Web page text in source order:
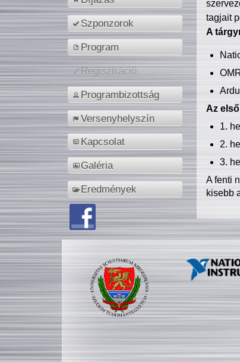
Szponzorok
Program
Regisztráció
Programbizottság
Versenyhelyszín
Kapcsolat
Galéria
Eredmények
tagjait
A
Az
1.
2.
3.
A fenti
kisebb